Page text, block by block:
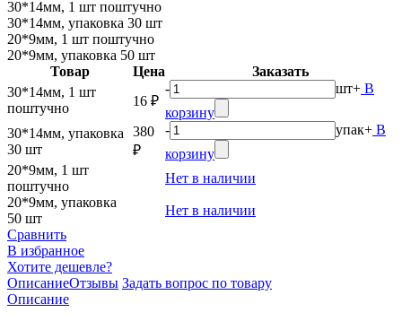
30*14мм, 1 шт поштучно
30*14мм, упаковка 30 шт
20*9мм, 1 шт поштучно
20*9мм, упаковка 50 шт
Товар
Цена
Заказать
30*14мм, 1 шт
поштучно
16 ₽
- шт+ В
корзину
30*14мм, упаковка
30 шт
380
₽
- упак+ В
корзину
20*9мм, 1 шт
поштучно
Нет в наличии
20*9мм, упаковка
50 шт
Нет в наличии
Сравнить
В избранное
Хотите дешевле?
ОписаниеОтзывы Задать вопрос по товару
Описание